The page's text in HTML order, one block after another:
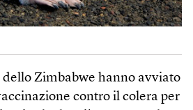
Zimbabwe hanno avviato
contro il colera per